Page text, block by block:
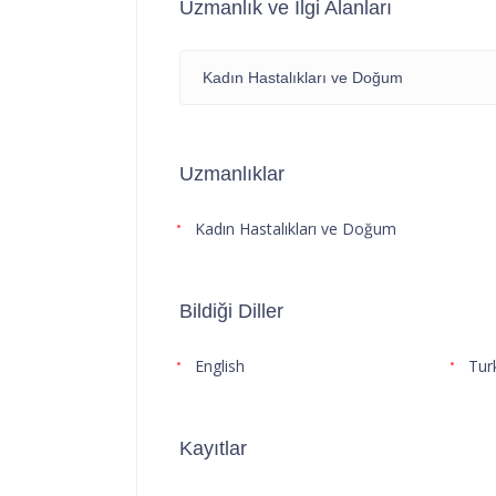
Uzmanlık ve İlgi Alanları
Kadın Hastalıkları ve Doğum
Uzmanlıklar
Kadın Hastalıkları ve Doğum
Bildiği Diller
English
Kayıtlar